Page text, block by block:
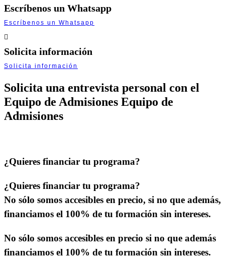
Escríbenos un Whatsapp
Escríbenos un Whatsapp
Solicita información
Solicita información
Solicita una entrevista personal con el
Equipo de Admisiones Equipo de
Admisiones
¿Quieres financiar tu programa?
¿Quieres financiar tu programa?
No sólo somos accesibles en precio, si no que además,
financiamos el 100% de tu formación sin intereses.
No sólo somos accesibles en precio si no que además
financiamos el 100% de tu formación sin intereses.